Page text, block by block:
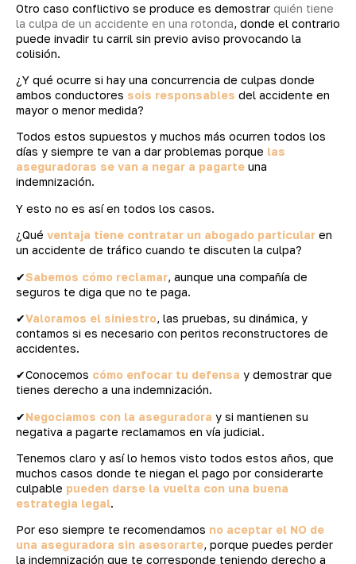
Otro caso conflictivo se produce es demostrar quién tiene
la culpa de un accidente en una rotonda, donde el contrario
puede invadir tu carril sin previo aviso provocando la
colisión.
¿Y qué ocurre si hay una concurrencia de culpas donde
ambos conductores sois responsables del accidente en
mayor o menor medida?
Todos estos supuestos y muchos más ocurren todos los
días y siempre te van a dar problemas porque las
aseguradoras se van a negar a pagarte una
indemnización.
Y esto no es así en todos los casos.
¿Qué ventaja tiene contratar un abogado particular en
un accidente de tráfico cuando te discuten la culpa?
✔Sabemos cómo reclamar, aunque una compañía de
seguros te diga que no te paga.
✔Valoramos el siniestro, las pruebas, su dinámica, y
contamos si es necesario con peritos reconstructores de
accidentes.
✔Conocemos cómo enfocar tu defensa y demostrar que
tienes derecho a una indemnización.
✔Negociamos con la aseguradora y si mantienen su
negativa a pagarte reclamamos en vía judicial.
Tenemos claro y así lo hemos visto todos estos años, que
muchos casos donde te niegan el pago por considerarte
culpable pueden darse la vuelta con una buena
estrategia legal.
Por eso siempre te recomendamos no aceptar el NO de
una aseguradora sin asesorarte, porque puedes perder
la indemnización que te corresponde teniendo derecho a